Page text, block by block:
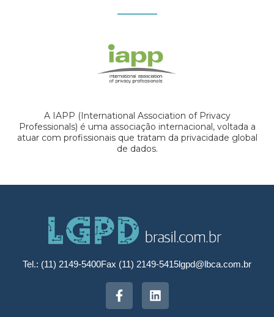
A IAPP (International Association of Privacy
Professionals) é uma associação internacional, voltada a
atuar com profissionais que tratam da privacidade global
de dados.
Tel.: (11) 2149-5400Fax (11) 2149-5415lgpd@lbca.com.br